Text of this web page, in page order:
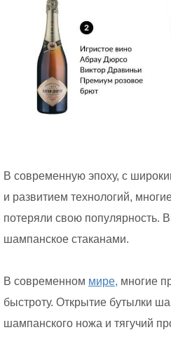
В современную эпоху, с
и развитием технологий,
потеряли свою популярность.
шампанское стаканами.
В современном мире, многие
быстроту. Открытие бутылки
шампанского ножа и тягучий